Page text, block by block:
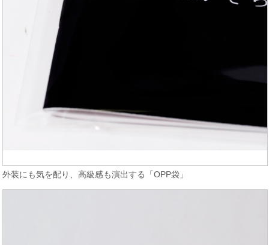
外装にも気を配り、高級感も演出する「OPP袋」